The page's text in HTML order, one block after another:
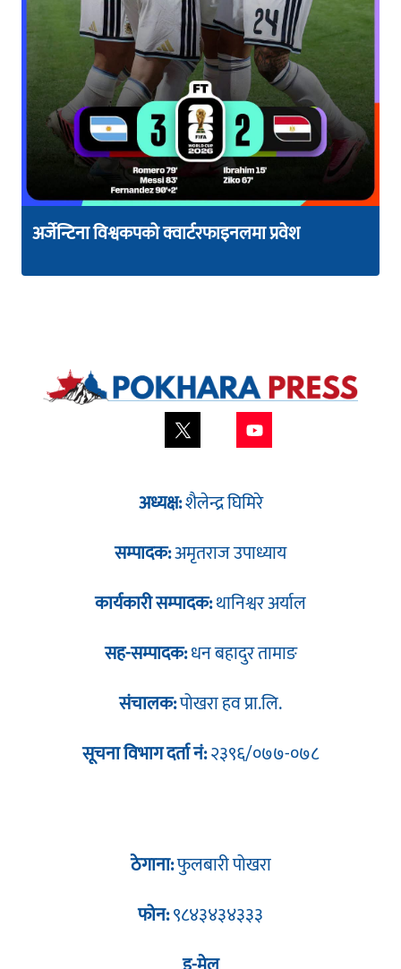
अर्जेन्टिना विश्वकपको क्वार्टरफाइनलमा प्रवेश
अध्यक्ष:शैलेन्द्र घिमिरे
सम्पादक:अमृतराज उपाध्याय
कार्यकारी सम्पादक:थानिश्वर अर्याल
सह-सम्पादक:धन बहादुर तामाङ
संचालक:पोखरा हव प्रा.लि.
सूचना विभाग दर्ता नं:२३९६/०७७-०७८
ठेगाना:फुलबारी पोखरा
फोन:९८४३४३४३३३